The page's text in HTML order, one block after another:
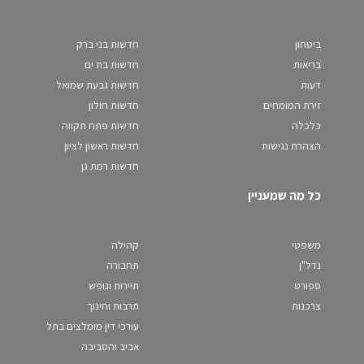
ביטחון
בריאות
דעות
זירת המומחים
כלכלה
הצהרת נגישות
חדשות בני ברק
חדשות בת ים
חדשות גבעת שמואל
חדשות חולון
חדשות פתח תקווה
חדשות ראשון לציון
חדשות רמת גן
כל מה שמעניין
משפטי
נדל"ן
ספורט
צרכנות
קהילה
תחבורה
תיירות ונופש
תרבות וחינוך
עורכי דין מומלצים בתל
אביב והסביבה